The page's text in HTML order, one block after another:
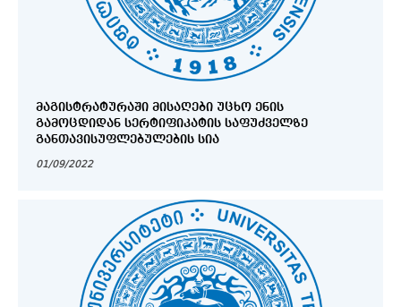
ᲛᲐᲒᲘᲡᲢᲠᲐᲢᲣᲠᲐᲨᲘ ᲛᲘᲡᲐᲦᲔᲑᲘ ᲣᲪᲮᲝ ᲔᲜᲘᲡ
ᲒᲐᲛᲝᲪᲓᲘᲓᲐᲜ ᲡᲔᲠᲢᲘᲤᲘᲙᲐᲢᲘᲡ ᲡᲐᲤᲣᲫᲕᲔᲚᲖᲔ
ᲒᲐᲜᲗᲐᲕᲘᲡᲣᲤᲚᲔᲑᲣᲚᲔᲑᲘᲡ ᲡᲘᲐ
01/09/2022